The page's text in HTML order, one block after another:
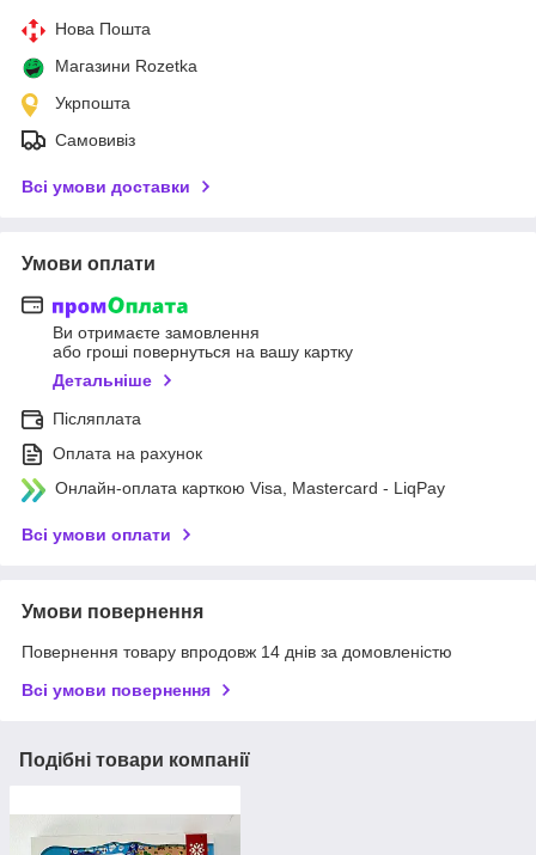
Нова Пошта
Магазини Rozetka
Укрпошта
Самовивіз
Всі умови доставки
Умови оплати
Ви отримаєте замовлення
або гроші повернуться на вашу картку
Детальніше
Післяплата
Оплата на рахунок
Онлайн-оплата карткою Visa, Mastercard - LiqPay
Всі умови оплати
Умови повернення
Повернення товару впродовж 14 днів за домовленістю
Всі умови повернення
Подібні товари компанії